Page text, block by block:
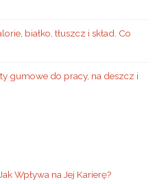
białko, tłuszcz i skład. Co
gumowe do pracy, na deszcz i
Wpływa na Jej Karierę?